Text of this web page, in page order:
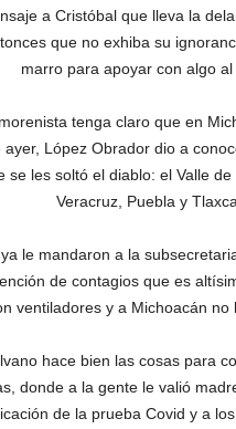
a Cristóbal que lleva la
que no exhiba su
marro para apoyar con algo al
tenga claro que en
López Obrador dio a
se les soltó el diablo: el Valle
Veracruz, Puebla y
le mandaron a la
de contagios que es
ventiladores y a Michoacán no
hace bien las cosas para
donde a la gente le valió
de la prueba Covid y a